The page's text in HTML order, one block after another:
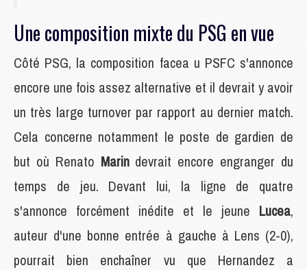
Une composition mixte du PSG en vue
Côté PSG, la composition facea u PSFC s'annonce
encore une fois assez alternative et il devrait y avoir
un très large turnover par rapport au dernier match.
Cela concerne notamment le poste de gardien de
but où Renato Marin devrait encore engranger du
temps de jeu. Devant lui, la ligne de quatre
s'annonce forcément inédite et le jeune Lucea,
auteur d'une bonne entrée à gauche à Lens (2-0),
pourrait bien enchaîner vu que Hernandez a